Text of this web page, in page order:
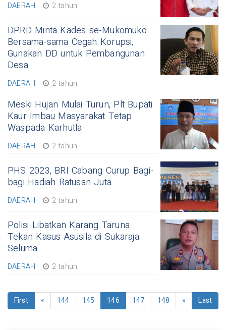
DAERAH 2 tahun
DPRD Minta Kades se-Mukomuko
Bersama-sama Cegah Korupsi,
Gunakan DD untuk Pembangunan
Desa
DAERAH 2 tahun
Meski Hujan Mulai Turun, Plt Bupati
Kaur Imbau Masyarakat Tetap
Waspada Karhutla
DAERAH 2 tahun
PHS 2023, BRI Cabang Curup Bagi-
bagi Hadiah Ratusan Juta
DAERAH 2 tahun
Polisi Libatkan Karang Taruna
Tekan Kasus Asusila di Sukaraja
Seluma
DAERAH 2 tahun
First « 144 145 146 147 148 » Last